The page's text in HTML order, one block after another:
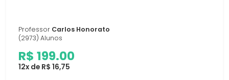
Professor Carlos Honorato
(2973) Alunos
R$ 199.00
12x de R$ 16,75